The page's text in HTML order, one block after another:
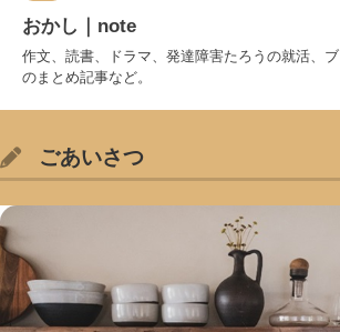
おかし｜note
作文、読書、ドラマ、発達障害たろうの就活、
のまとめ記事など。
ごあいさつ